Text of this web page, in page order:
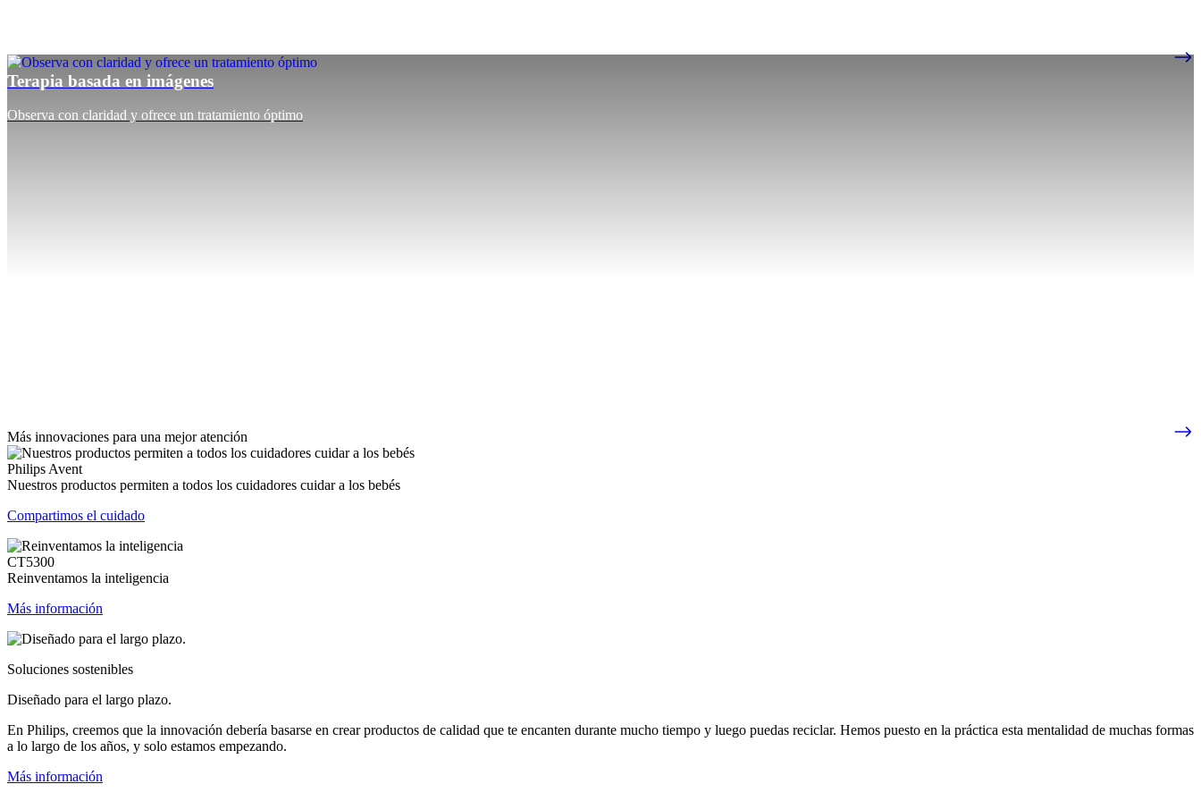
Terapia basada en imágenes
Observa con claridad y ofrece un tratamiento óptimo
Más innovaciones para una mejor atención
Philips Avent
Nuestros productos permiten a todos los cuidadores cuidar a los bebés
Compartimos el cuidado
CT5300
Reinventamos la inteligencia
Más información
Soluciones sostenibles
Diseñado para el largo plazo.
En Philips, creemos que la innovación debería basarse en crear productos de calidad que te encanten durante mucho tiempo y luego puedas reciclar. Hemos puesto en la práctica esta mentalidad de muchas formas
a lo largo de los años, y solo estamos empezando.
Más información